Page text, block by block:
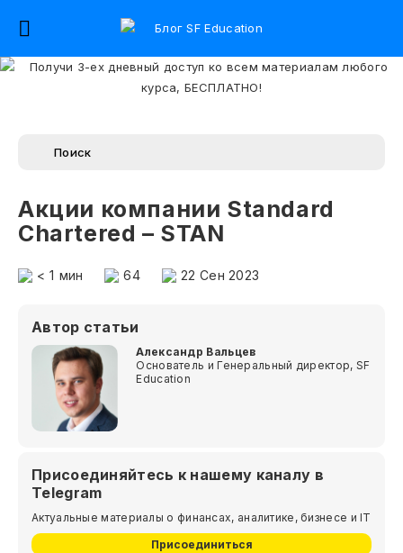
Акции компании Standard
Chartered – STAN
< 1 мин 64 22 Сен 2023
Автор статьи
Александр Вальцев
Основатель и Генеральный директор, SF
Education
Присоединяйтесь к нашему каналу в
Telegram
Актуальные материалы о финансах, аналитике, бизнесе и IT
Присоединиться